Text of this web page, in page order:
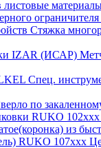
листовые
ограничителя
Стяжка
IZAR (ИСАР)
Спец.
по
RUKO 102xxx
из
RUKO 107xxx